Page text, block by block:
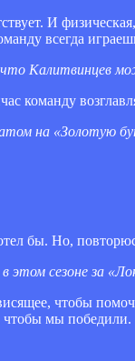
И
всегда
Калитвинцев
на «Золотую
бы. Но,
этом сезоне за
чтобы
мы победили.